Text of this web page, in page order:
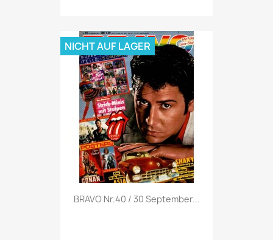
Vorschau
BRAVO Nr.40 / 30 September...
NICHT AUF LAGER